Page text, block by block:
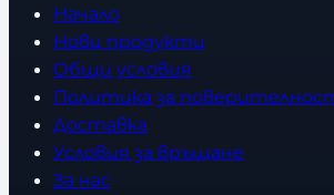
Начало
Нови продукти
Общи условия
Политика за
Доставка
Условия за връщане
За нас